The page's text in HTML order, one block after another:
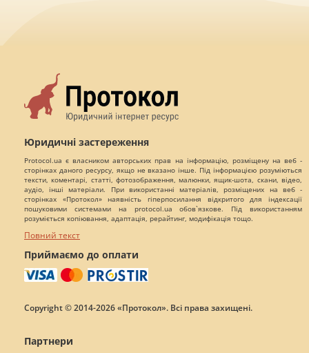
Юридичні застереження
Protocol.ua є власником авторських прав на інформацію, розміщену на веб -
сторінках даного ресурсу, якщо не вказано інше. Під інформацією розуміються
тексти, коментарі, статті, фотозображення, малюнки, ящик-шота, скани, відео,
аудіо, інші матеріали. При використанні матеріалів, розміщених на веб -
сторінках «Протокол» наявність гіперпосилання відкритого для індексації
пошуковими системами на protocol.ua обов`язкове. Під використанням
розуміється копіювання, адаптація, рерайтинг, модифікація тощо.
Повний текст
Приймаємо до оплати
Copyright © 2014-2026 «Протокол». Всі права захищені.
Партнери